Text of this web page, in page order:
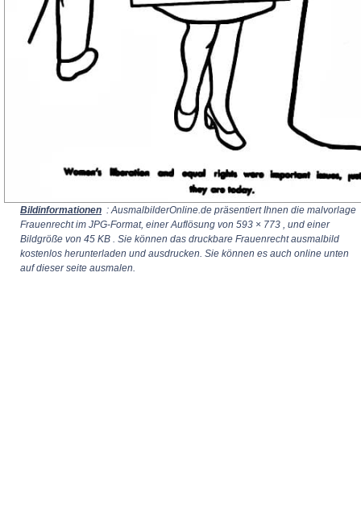
Bildinformationen : AusmalbilderOnline.de präsentiert Ihnen die malvorlage
Frauenrecht im JPG-Format, einer Auflösung von 593 × 773 , und einer
Bildgröße von 45 KB . Sie können das druckbare Frauenrecht ausmalbild
kostenlos herunterladen und ausdrucken. Sie können es auch online unten
auf dieser seite ausmalen.